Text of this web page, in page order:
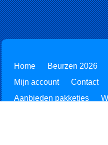
Home Beurzen 2026
Mijn account
Contact
Aanbieden pakketjes